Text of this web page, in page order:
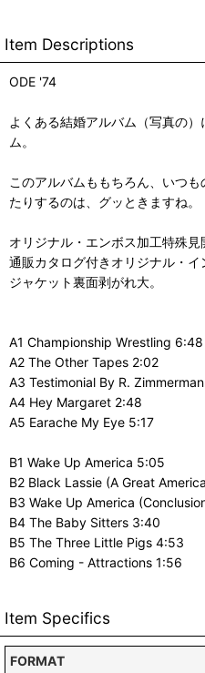
Item Descriptions
ODE '74
よくある結婚アルバム（写真の
ム。
このアルバムももちろん、いつ
たりするのは、グッときますね
オリジナル・エンボス加工特殊見
通販カタログ付きオリジナル・イ
ジャケット裏面剥がれ大。
A1 Championship Wrestling 6:48
A2 The Other Tapes 2:02
A3 Testimonial By R.
A4 Hey Margaret 2:48
A5 Earache My Eye 5:17
B1 Wake Up America 5:05
B2 Black Lassie (A Great
B3 Wake Up America
B4 The Baby Sitters 3:40
B5 The Three Little Pigs 4:53
B6 Coming - Attractions 1:56
Item Specifics
FORMAT